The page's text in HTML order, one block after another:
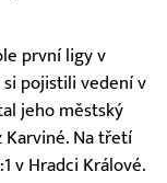
první ligy v
si pojistili vedení v
jeho městský
Karviné. Na třetí
v Hradci Králové.